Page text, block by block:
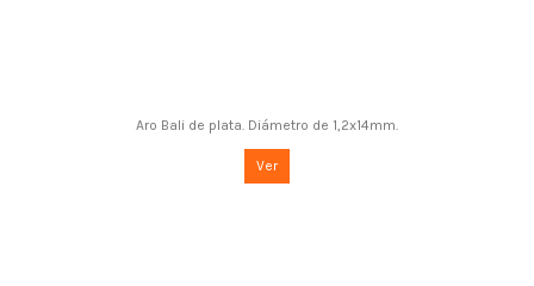
Aro Bali de plata. Diámetro de 1,2x14mm.
Ver